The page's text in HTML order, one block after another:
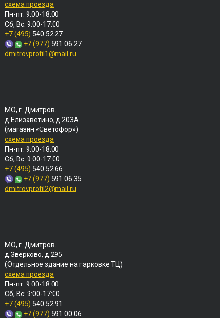
схема проезда
Пн-пт: 9:00-18:00
Сб, Вс: 9:00-17:00
+7 (495) 540 52 27
+7 (977) 591 06 27
dmitrovprofil1@mail.ru
МО, г. Дмитров,
д.Елизаветино, д.203А
(магазин «Светофор»)
схема проезда
Пн-пт: 9:00-18:00
Сб, Вс: 9:00-17:00
+7 (495) 540 52 66
+7 (977) 591 06 35
dmitrovprofil2@mail.ru
МО, г. Дмитров,
д.Зверково, д.295
(Отдельное здание на парковке ТЦ)
схема проезда
Пн-пт: 9:00-18:00
Сб, Вс: 9:00-17:00
+7 (495) 540 52 91
+7 (977) 591 00 06